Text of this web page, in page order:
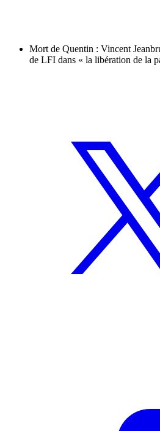
Mort de Quentin : Vincent
de LFI dans « la libération de la